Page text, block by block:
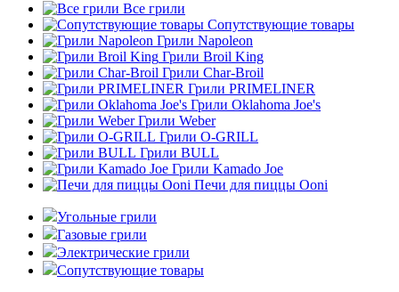
Все грили
Сопутствующие товары
Грили Napoleon
Грили Broil King
Грили Char-Broil
Грили PRIMELINER
Грили Oklahoma Joe's
Грили Weber
Грили O-GRILL
Грили BULL
Грили Kamado Joe
Печи для пиццы Ooni
Угольные грили
Газовые грили
Электрические грили
Сопутствующие товары